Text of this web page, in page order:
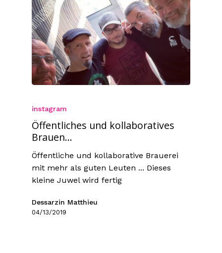
instagram
Öffentliches und kollaboratives
Brauen...
Öffentliche und kollaborative Brauerei
mit mehr als guten Leuten ... Dieses
kleine Juwel wird fertig
Dessarzin Matthieu
04/13/2019